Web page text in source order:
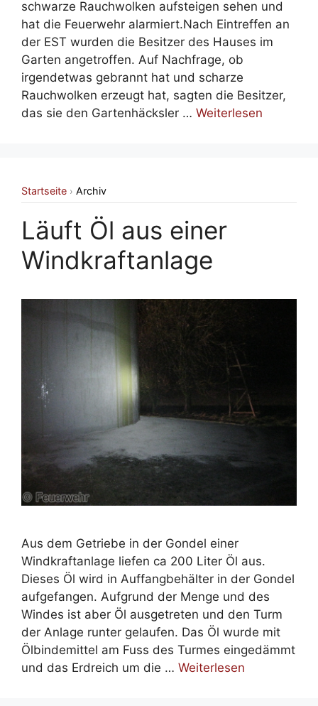
schwarze Rauchwolken aufsteigen sehen und
hat die Feuerwehr alarmiert.Nach Eintreffen an
der EST wurden die Besitzer des Hauses im
Garten angetroffen. Auf Nachfrage, ob
irgendetwas gebrannt hat und scharze
Rauchwolken erzeugt hat, sagten die Besitzer,
das sie den Gartenhäcksler … Weiterlesen
Startseite › Archiv
Läuft Öl aus einer
Windkraftanlage
Aus dem Getriebe in der Gondel einer
Windkraftanlage liefen ca 200 Liter Öl aus.
Dieses Öl wird in Auffangbehälter in der Gondel
aufgefangen. Aufgrund der Menge und des
Windes ist aber Öl ausgetreten und den Turm
der Anlage runter gelaufen. Das Öl wurde mit
Ölbindemittel am Fuss des Turmes eingedämmt
und das Erdreich um die … Weiterlesen